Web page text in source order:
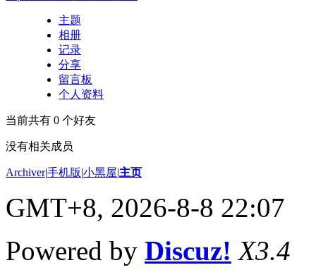
主题
相册
记录
分享
留言板
个人资料
当前共有 0 个好友
没有相关成员
Archiver|手机版|小黑屋|主页
GMT+8, 2026-8-8 22:07
Powered by Discuz! X3.4